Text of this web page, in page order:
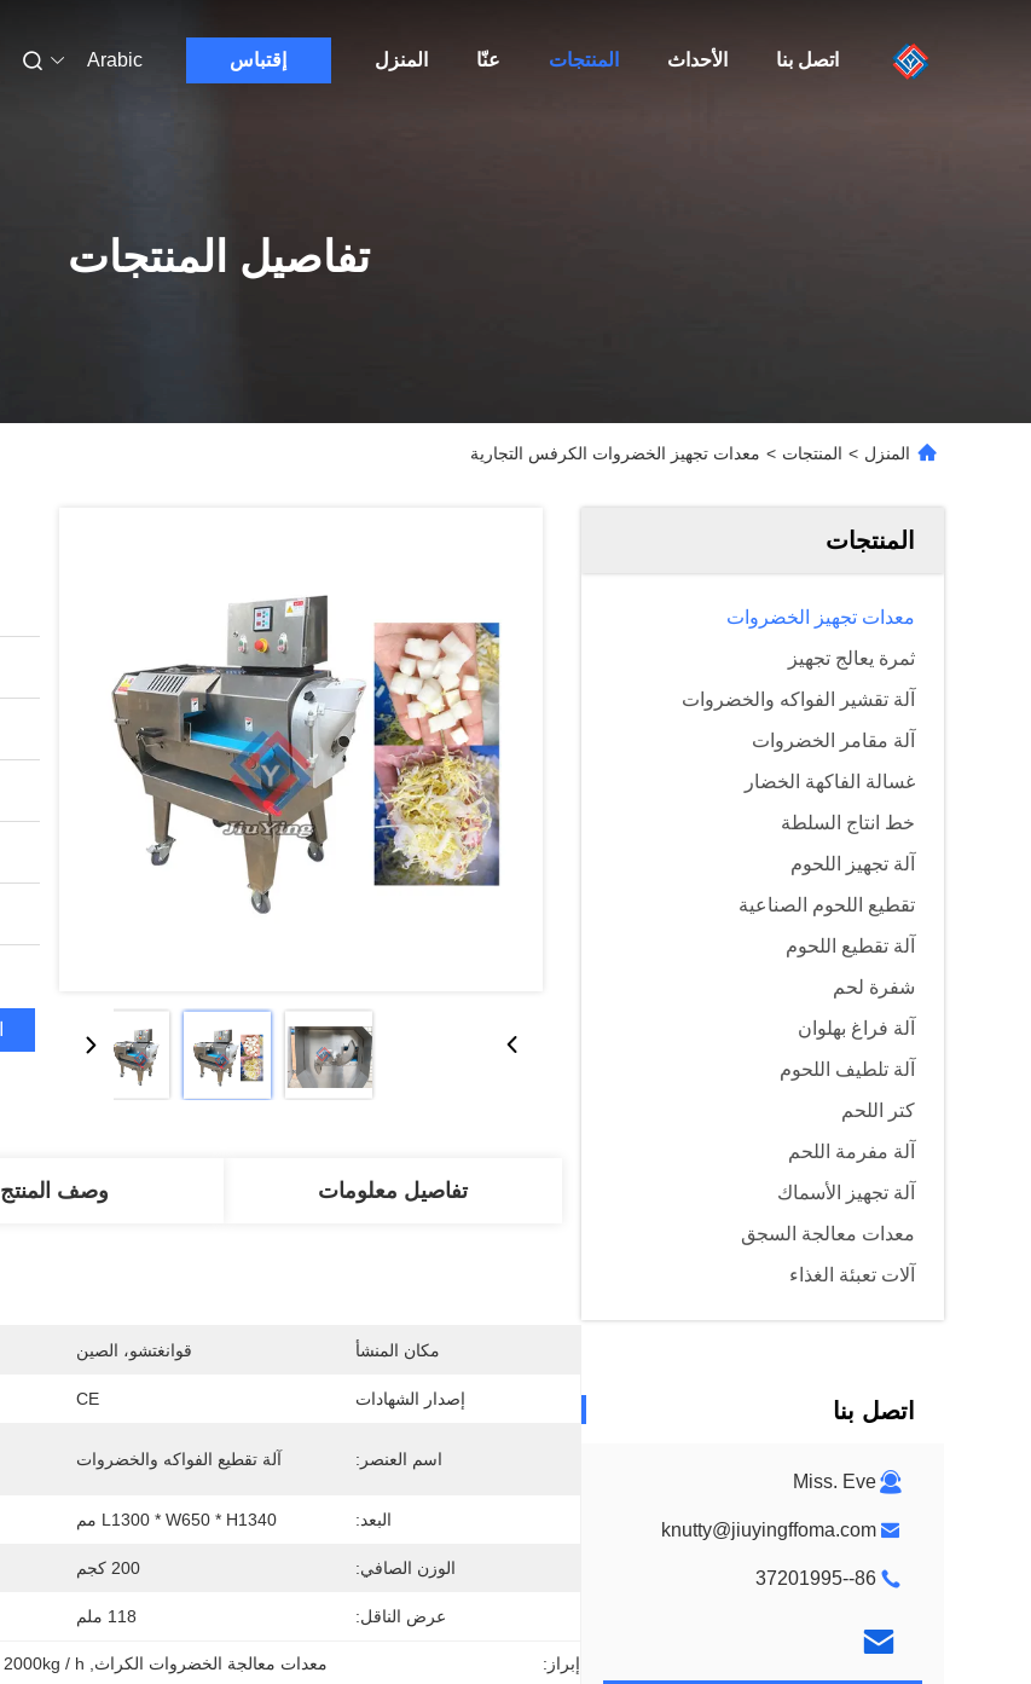
المنزل عنّا المنتجات الأحداث اتصل بنا إقتباس Arabic
تفاصيل المنتجات
المنزل > المنتجات > معدات تجهيز الخضروات الكرفس التجارية
المنتجات
معدات تجهيز الخضروات
ثمرة يعالج تجهيز
آلة تقشير الفواكه والخضروات
آلة مقامر الخضروات
غسالة الفاكهة الخضار
خط انتاج السلطة
آلة تجهيز اللحوم
تقطيع اللحوم الصناعية
آلة تقطيع اللحوم
شفرة لحم
آلة فراغ بهلوان
آلة تلطيف اللحوم
كتر اللحم
آلة مفرمة اللحم
آلة تجهيز الأسماك
معدات معالجة السجق
آلات تعبئة الغذاء
اتصل بنا
Miss. Eve
knutty@jiuyingffoma.com
86--37201995
تفاصيل معلومات وصف المنتج
مكان المنشأ قوانغتشو، الصين
إصدار الشهادات CE
اسم العنصر: آلة تقطيع الفواكه والخضروات
البعد: L1300 * W650 * H1340 مم
الوزن الصافي: 200 كجم
عرض الناقل: 118 ملم
إبراز: معدات معالجة الخضروات الكراث 2000kg / h معدات تجهيز الخضروات